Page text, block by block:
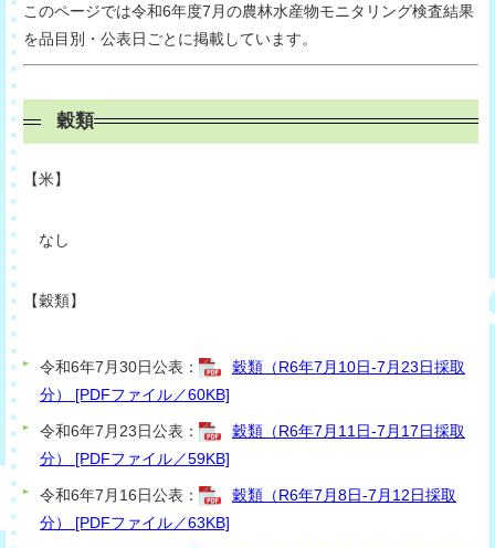
このページでは令和6年度7月の農林水産物モニタリング検査結果
を品目別・公表日ごとに掲載しています。
穀類
【米】
なし
【穀類】
令和6年7月30日公表：
穀類（R6年7月10日-7月23日採取
分） [PDFファイル／60KB]
令和6年7月23日公表：
穀類（R6年7月11日-7月17日採取
分） [PDFファイル／59KB]
令和6年7月16日公表：
穀類（R6年7月8日-7月12日採取
分） [PDFファイル／63KB]